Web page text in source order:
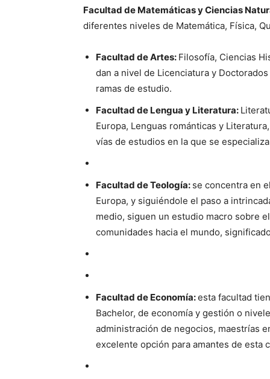
Facultad de Matemáticas y Ciencias
diferentes niveles de Matemática, Física,
Facultad de Artes: Filosofía, Ciencias
dan a nivel de Licenciatura y
ramas de estudio.
Facultad de Lengua y Literatura:
Europa, Lenguas románticas y
vías de estudios en la que se
Facultad de Teología: se concentra en
Europa, y siguiéndole el paso a
medio, siguen un estudio macro sobre
comunidades hacia el mundo,
Facultad de Economía:esta facultad
Bachelor, de economía y gestión o
administración de negocios, maestrías
excelente opción para amantes de esta